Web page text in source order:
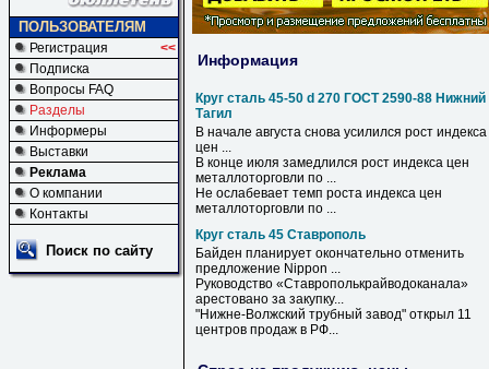
ПОЛЬЗОВАТЕЛЯМ
Регистрация
<<
Подписка
Вопросы FAQ
Разделы
Информеры
Выставки
Реклама
О компании
Контакты
Поиск по сайту
Информация
Круг сталь 45-50 d 270 ГОСТ 2590-88 Нижний
Тагил
В начале августа снова усилился рост индекса
цен ...
В конце июля замедлился рост индекса цен
металлоторговли по ...
Не ослабевает темп роста индекса цен
металлоторговли по ...
Круг сталь 45 Ставрополь
Байден планирует окончательно отменить
предложение Nippon ...
Руководство «Ставрополькрайводоканала»
арестовано за закупку...
"Нижне-Волжский трубный завод" открыл 11
центров продаж в РФ...